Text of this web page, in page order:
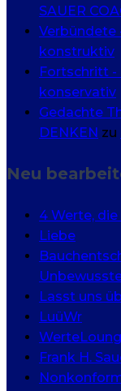
SAUER
Verbündete
konstruktiv
Fortschritt -
konservativ
Gedachte
DENKEN zu
Neu
4 Werte,
Liebe
Lasst uns
LuüWr
Frank H.